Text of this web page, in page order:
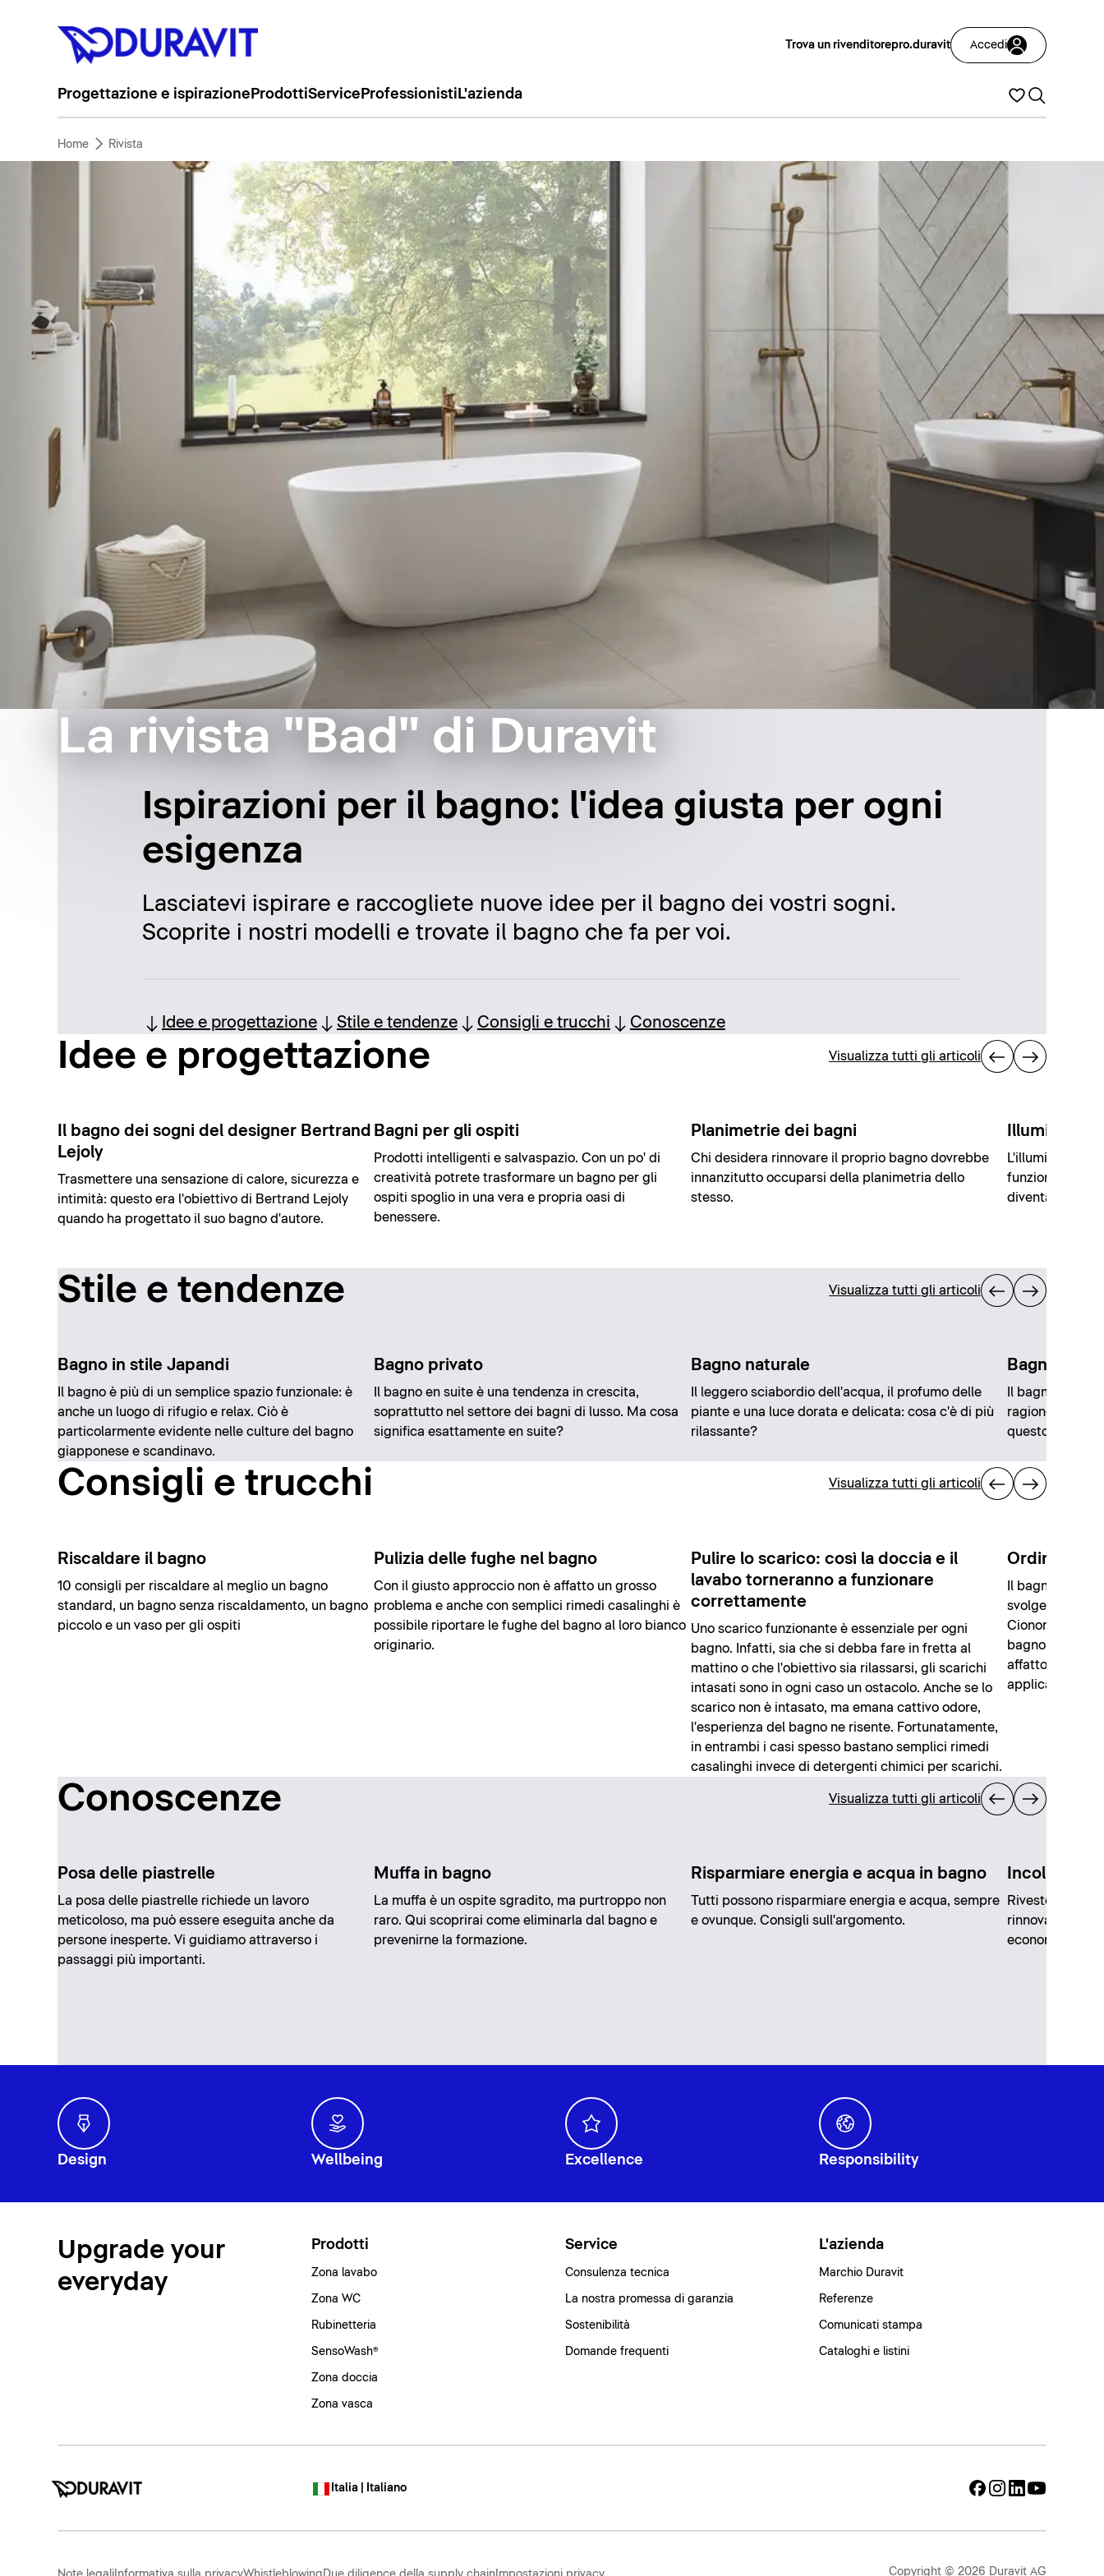
Trova un rivenditorepro.duravit Accedi
Progettazione e ispirazione ProdottiService Professionisti L'azienda
Home Rivista
La rivista "Bad" di Duravit
Ispirazioni per il bagno: l'idea giusta per ogni
esigenza
Lasciatevi ispirare e raccogliete nuove idee per il bagno dei vostri sogni.
Scoprite i nostri modelli e trovate il bagno che fa per voi.
Idee e progettazione Stile e tendenze Consigli e trucchi Conoscenze
Idee e progettazione Visualizza tutti gli articoli
Il bagno dei sogni del designer Bertrand
Lejoly
Trasmettere una sensazione di calore, sicurezza e
intimità: questo era l'obiettivo di Bertrand Lejoly
quando ha progettato il suo bagno d'autore.
Bagni per gli ospiti
Prodotti intelligenti e salvaspazio. Con un po' di
creatività potrete trasformare un bagno per gli
ospiti spoglio in una vera e propria oasi di
benessere.
Planimetrie dei bagni
Chi desidera rinnovare il proprio bagno dovrebbe
innanzitutto occuparsi della planimetria dello
stesso.
L'illuminazione
funzionale,
diventa un'oasi
Stile e tendenze Visualizza tutti gli articoli
Bagno in stile Japandi
Il bagno è più di un semplice spazio funzionale: è
anche un luogo di rifugio e relax. Ciò è
particolarmente evidente nelle culture del bagno
giapponese e scandinavo.
Bagno privato
Il bagno en suite è una tendenza in crescita,
soprattutto nel settore dei bagni di lusso. Ma cosa
significa esattamente en suite?
Bagno naturale
Il leggero sciabordio dell'acqua, il profumo delle
piante e una luce dorata e delicata: cosa c'è di più
rilassante?
Bagno in
Il bagno nero
ragione.
questo colore
Consigli e trucchi Visualizza tutti gli articoli
Riscaldare il bagno
10 consigli per riscaldare al meglio un bagno
standard, un bagno senza riscaldamento, un bagno
piccolo e un vaso per gli ospiti
Pulizia delle fughe nel bagno
Con il giusto approccio non è affatto un grosso
problema e anche con semplici rimedi casalinghi è
possibile riportare le fughe del bagno al loro bianco
originario.
Pulire lo scarico: così la doccia e il
lavabo torneranno a funzionare
correttamente
Uno scarico funzionante è essenziale per ogni
bagno. Infatti, sia che si debba fare in fretta al
mattino o che l'obiettivo sia rilassarsi, gli scarichi
intasati sono in ogni caso un ostacolo. Anche se lo
scarico non è intasato, ma emana cattivo odore,
l'esperienza del bagno ne risente. Fortunatamente,
in entrambi i casi spesso bastano semplici rimedi
casalinghi invece di detergenti chimici per scarichi.
Ordine in
Il bagno è un
svolge un
Ciononostante,
bagno viene
affatto difficile
applicano i
Conoscenze Visualizza tutti gli articoli
Posa delle piastrelle
La posa delle piastrelle richiede un lavoro
meticoloso, ma può essere eseguita anche da
persone inesperte. Vi guidiamo attraverso i
passaggi più importanti.
Muffa in bagno
La muffa è un ospite sgradito, ma purtroppo non
raro. Qui scoprirai come eliminarla dal bagno e
prevenirne la formazione.
Risparmiare energia e acqua in bagno
Tutti possono risparmiare energia e acqua, sempre
e ovunque. Consigli sull'argomento.
Incollare le
Rivestendo le
rinnovare
economico e
Design Wellbeing Excellence Responsibility
Upgrade your
everyday
Prodotti
Zona lavabo
Zona WC
Rubinetteria
SensoWash®
Zona doccia
Zona vasca
Service
Consulenza tecnica
La nostra promessa di garanzia
Sostenibilità
Domande frequenti
L'azienda
Marchio Duravit
Referenze
Comunicati stampa
Cataloghi e listini
Italia | Italiano
Copyright © 2026 Duravit AG